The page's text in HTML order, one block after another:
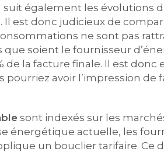
suit également les évolutions
est donc judicieux de
ne sont pas
soient le fournisseur
de la facture finale. Il est
pourriez avoir l’impression
sont indexés sur les
énergétique actuelle, les
un bouclier tarifaire. Ce